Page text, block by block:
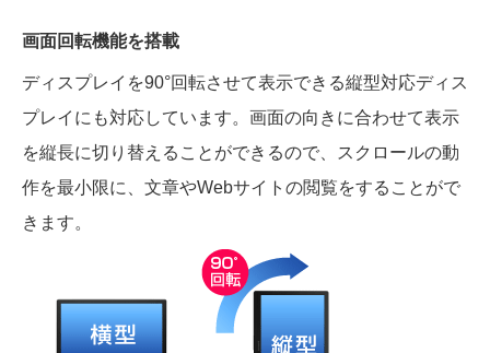
画面回転機能を搭載
ディスプレイを90°回転させて表示できる縦型対応ディス
プレイにも対応しています。画面の向きに合わせて表示
を縦長に切り替えることができるので、スクロールの動
作を最小限に、文章やWebサイトの閲覧をすることがで
きます。